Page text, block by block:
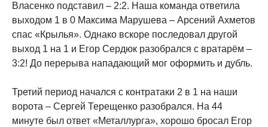
Власенко подставил – 2:2. Наша команда ответила
выходом 1 в 0 Максима Марушева – Арсений Ахметов
спас «Крылья». Однако вскоре последовал другой
выход 1 на 1 и Егор Сердюк разобрался с вратарём –
3:2! До перерыва нападающий мог оформить и дубль.
Третий период начался с контратаки 2 в 1 на наши
ворота – Сергей Терещенко разобрался. На 44
минуте был ответ «Металлурга», хорошо бросал Егор